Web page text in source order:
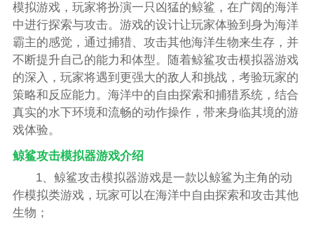
模拟游戏，玩家将扮演一只凶猛的鲸鲨，在广阔的海洋
中进行探索与攻击。游戏的设计让玩家体验到身为海洋
霸主的感觉，通过捕猎、攻击其他海洋生物来生存，并
不断提升自己的能力和体型。随着鲸鲨攻击模拟器游戏
的深入，玩家将遇到更强大的敌人和挑战，考验玩家的
策略和反应能力。海洋中的自由探索和捕猎系统，结合
真实的水下环境和流畅的动作操作，带来身临其境的游
戏体验。
鲸鲨攻击模拟器游戏介绍
1、鲸鲨攻击模拟器游戏是一款以鲸鲨为主角的动
作模拟类游戏，玩家可以在海洋中自由探索和攻击其他
生物；